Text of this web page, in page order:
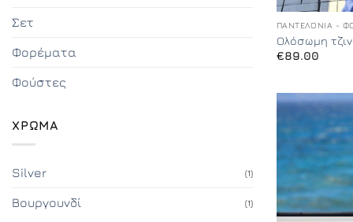
Σετ
Φορέματα
Φούστες
ΧΡΏΜΑ
Silver (1)
Βουργουνδί (1)
ΠΑΝΤΕΛΌΝΙΑ -
Ολόσωμη
€89.00